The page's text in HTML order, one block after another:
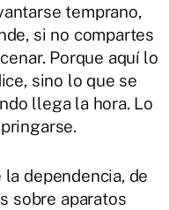
temprano,
si no compartes
Porque aquí lo
sino lo que se
llega la hora. Lo
dependencia, de
sobre aparatos